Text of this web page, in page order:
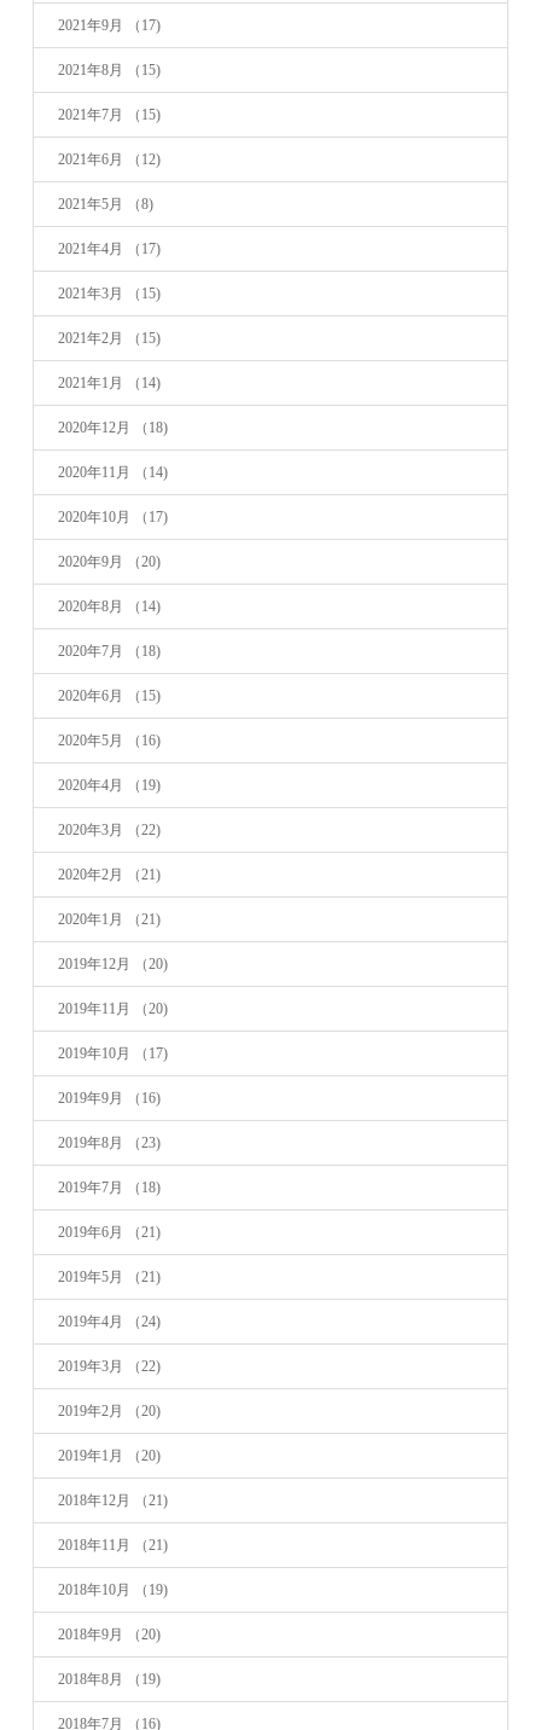
2021年9月 （17)
2021年8月 （15)
2021年7月 （15)
2021年6月 （12)
2021年5月 （8)
2021年4月 （17)
2021年3月 （15)
2021年2月 （15)
2021年1月 （14)
2020年12月 （18)
2020年11月 （14)
2020年10月 （17)
2020年9月 （20)
2020年8月 （14)
2020年7月 （18)
2020年6月 （15)
2020年5月 （16)
2020年4月 （19)
2020年3月 （22)
2020年2月 （21)
2020年1月 （21)
2019年12月 （20)
2019年11月 （20)
2019年10月 （17)
2019年9月 （16)
2019年8月 （23)
2019年7月 （18)
2019年6月 （21)
2019年5月 （21)
2019年4月 （24)
2019年3月 （22)
2019年2月 （20)
2019年1月 （20)
2018年12月 （21)
2018年11月 （21)
2018年10月 （19)
2018年9月 （20)
2018年8月 （19)
2018年7月 （16)